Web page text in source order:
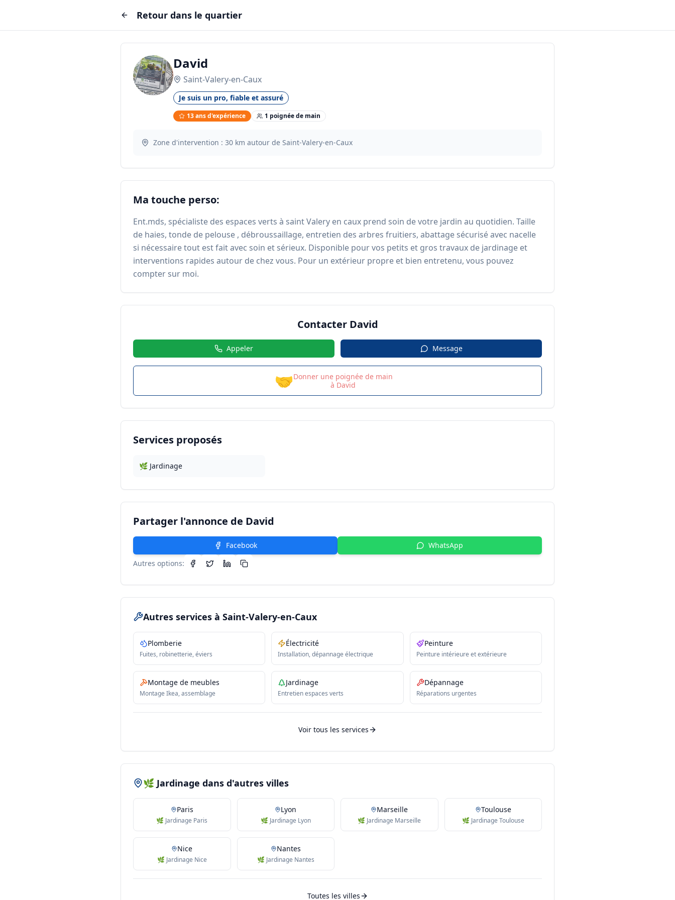
Retour dans le quartier
David
Saint-Valery-en-Caux
Je suis un pro, fiable et assuré
13ans d'expérience 1 poignéede main
Zone d'intervention : 30 km autour de Saint-Valery-en-Caux
Ma touche perso:
Ent.mds, spécialiste des espaces verts à saint Valery en caux prend soin de votre jardin au quotidien. Taille
de haies, tonde de pelouse , débroussaillage, entretien des arbres fruitiers, abattage sécurisé avec nacelle
si nécessaire tout est fait avec soin et sérieux. Disponible pour vos petits et gros travaux de jardinage et
interventions rapides autour de chez vous. Pour un extérieur propre et bien entretenu, vous pouvez
compter sur moi.
Contacter David
Appeler Message
🤝Donner une poignée de main
à David
Services proposés
🌿 Jardinage
Partager l'annonce de David
Facebook
WhatsApp
Autres options:
Autres services à Saint-Valery-en-Caux
Plomberie
Fuites, robinetterie, éviers
Électricité
Installation, dépannage électrique
Peinture
Peinture intérieure et extérieure
Montage de meubles
Montage Ikea, assemblage
Jardinage
Entretien espaces verts
Dépannage
Réparations urgentes
Voir tous les services
🌿 Jardinage dans d'autres villes
Paris
🌿 Jardinage Paris
Lyon
🌿 Jardinage Lyon
Marseille
🌿 Jardinage Marseille
Toulouse
🌿 Jardinage Toulouse
Nice
🌿 Jardinage Nice
Nantes
🌿 Jardinage Nantes
Toutes les villes